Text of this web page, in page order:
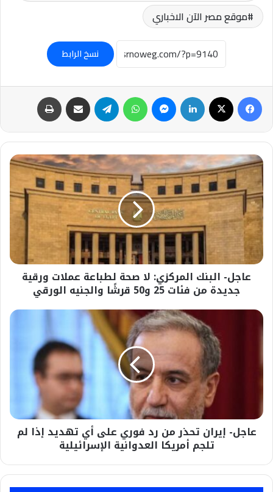
موقع مصر الآن الاخباري
نسخ الرابط
فيسبوك لينكدإن ماسنجر واتساب تيلقرام مشاركة عبر البريد
عاجل-
البنك
المركزي:
لا
صحة
لطباعة
عملات
ورقية
جديدة
و50
قرشًا
والجنيه
عاجل- البنك المركزي: لا صحة لطباعة عملات ورقية
جديدة من فئات 25 و50 قرشًا والجنيه الورقي
عاجل-
إيران
رد
أي
تهديد
أمريكا
عاجل- إيران تحذر من رد فوري على أي تهديد إذا لم
تلجم أمريكا العدوانية الإسرائيلية